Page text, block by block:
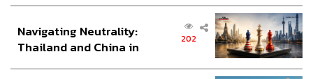
TAGS: Podcast ภูมิชายบุญสินสุข
พอดแคสต์
TheStandardPodcast
บิ๊กบุญ
ศัพท์ภาษาอังกฤษ
อินโดนีเซีย
Navigating Neutrality:
Thailand and China in
202